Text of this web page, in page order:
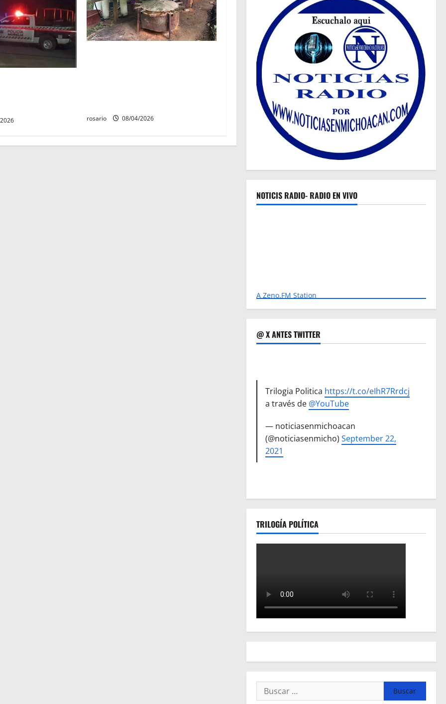
rosario 08/04/2026
NOTICIS RADIO- RADIO EN VIVO
A Zeno.FM Station
@ X ANTES TWITTER
Trilogia Politica https://t.co/eIhR7Rrdcj
a través de @YouTube
— noticiasenmichoacan
(@noticiasenmicho)September 22,
2021
TRILOGÍA POLÍTICA
Buscar: